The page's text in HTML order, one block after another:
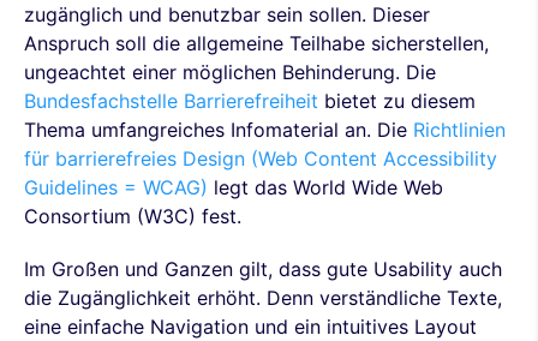
zugänglich und benutzbar sein sollen. Dieser
Anspruch soll die allgemeine Teilhabe sicherstellen,
ungeachtet einer möglichen Behinderung. Die
Bundesfachstelle Barrierefreiheit bietet zu diesem
Thema umfangreiches Infomaterial an. Die Richtlinien
für barrierefreies Design (Web Content Accessibility
Guidelines = WCAG) legt das World Wide Web
Consortium (W3C) fest.
Im Großen und Ganzen gilt, dass gute Usability auch
die Zugänglichkeit erhöht. Denn verständliche Texte,
eine einfache Navigation und ein intuitives Layout